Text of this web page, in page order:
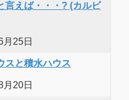
言えば・・・? (カルビ
月25日
スと積水ハウス
月20日